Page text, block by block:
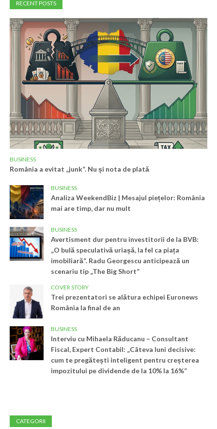
RECENT POSTS
BUSINESS
România a evitat „junk”. Nu și nota de plată
BUSINESS
Analiza WeekendBiz | Mesajul piețelor: România
mai are timp, dar nu mult
BUSINESS
Avertisment dur pentru investitorii de la BVB:
„O bulă speculativă uriașă, la fel ca piața
imobiliară”. Radu Georgescu anticipează un
scenariu tip „The Big Short”
COVER STORY
Trei prezentatori se alătura echipei Euronews
România la final de an
BUSINESS
Interviu cu Mihaela Răducanu – Consultant
Fiscal, Expert Contabil: „Câteva luni decisive:
cum te pregătești inteligent pentru creșterea
impozitului pe dividende de la 10% la 16%”
CATEGORII